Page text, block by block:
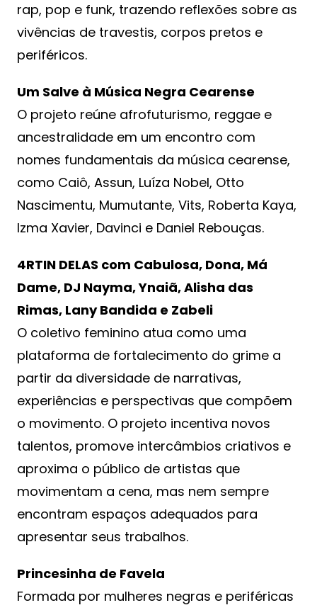
rap, pop e funk, trazendo reflexões sobre as
vivências de travestis, corpos pretos e
periféricos.
Um Salve à Música Negra Cearense
O projeto reúne afrofuturismo, reggae e
ancestralidade em um encontro com
nomes fundamentais da música cearense,
como Caiô, Assun, Luíza Nobel, Otto
Nascimentu, Mumutante, Vits, Roberta Kaya,
Izma Xavier, Davinci e Daniel Rebouças.
4RTIN DELAS com Cabulosa, Dona, Má
Dame, DJ Nayma, Ynaiã, Alisha das
Rimas, Lany Bandida e Zabeli
O coletivo feminino atua como uma
plataforma de fortalecimento do grime a
partir da diversidade de narrativas,
experiências e perspectivas que compõem
o movimento. O projeto incentiva novos
talentos, promove intercâmbios criativos e
aproxima o público de artistas que
movimentam a cena, mas nem sempre
encontram espaços adequados para
apresentar seus trabalhos.
Princesinha de Favela
Formada por mulheres negras e periféricas